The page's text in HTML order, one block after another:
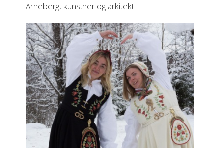
Arneberg, kunstner og arkitekt.